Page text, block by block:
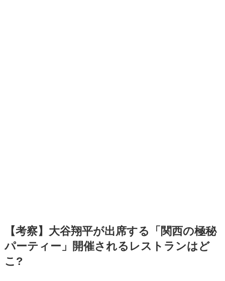
【考察】大谷翔平が出席する「関西の極秘
パーティー」開催されるレストランはど
こ?